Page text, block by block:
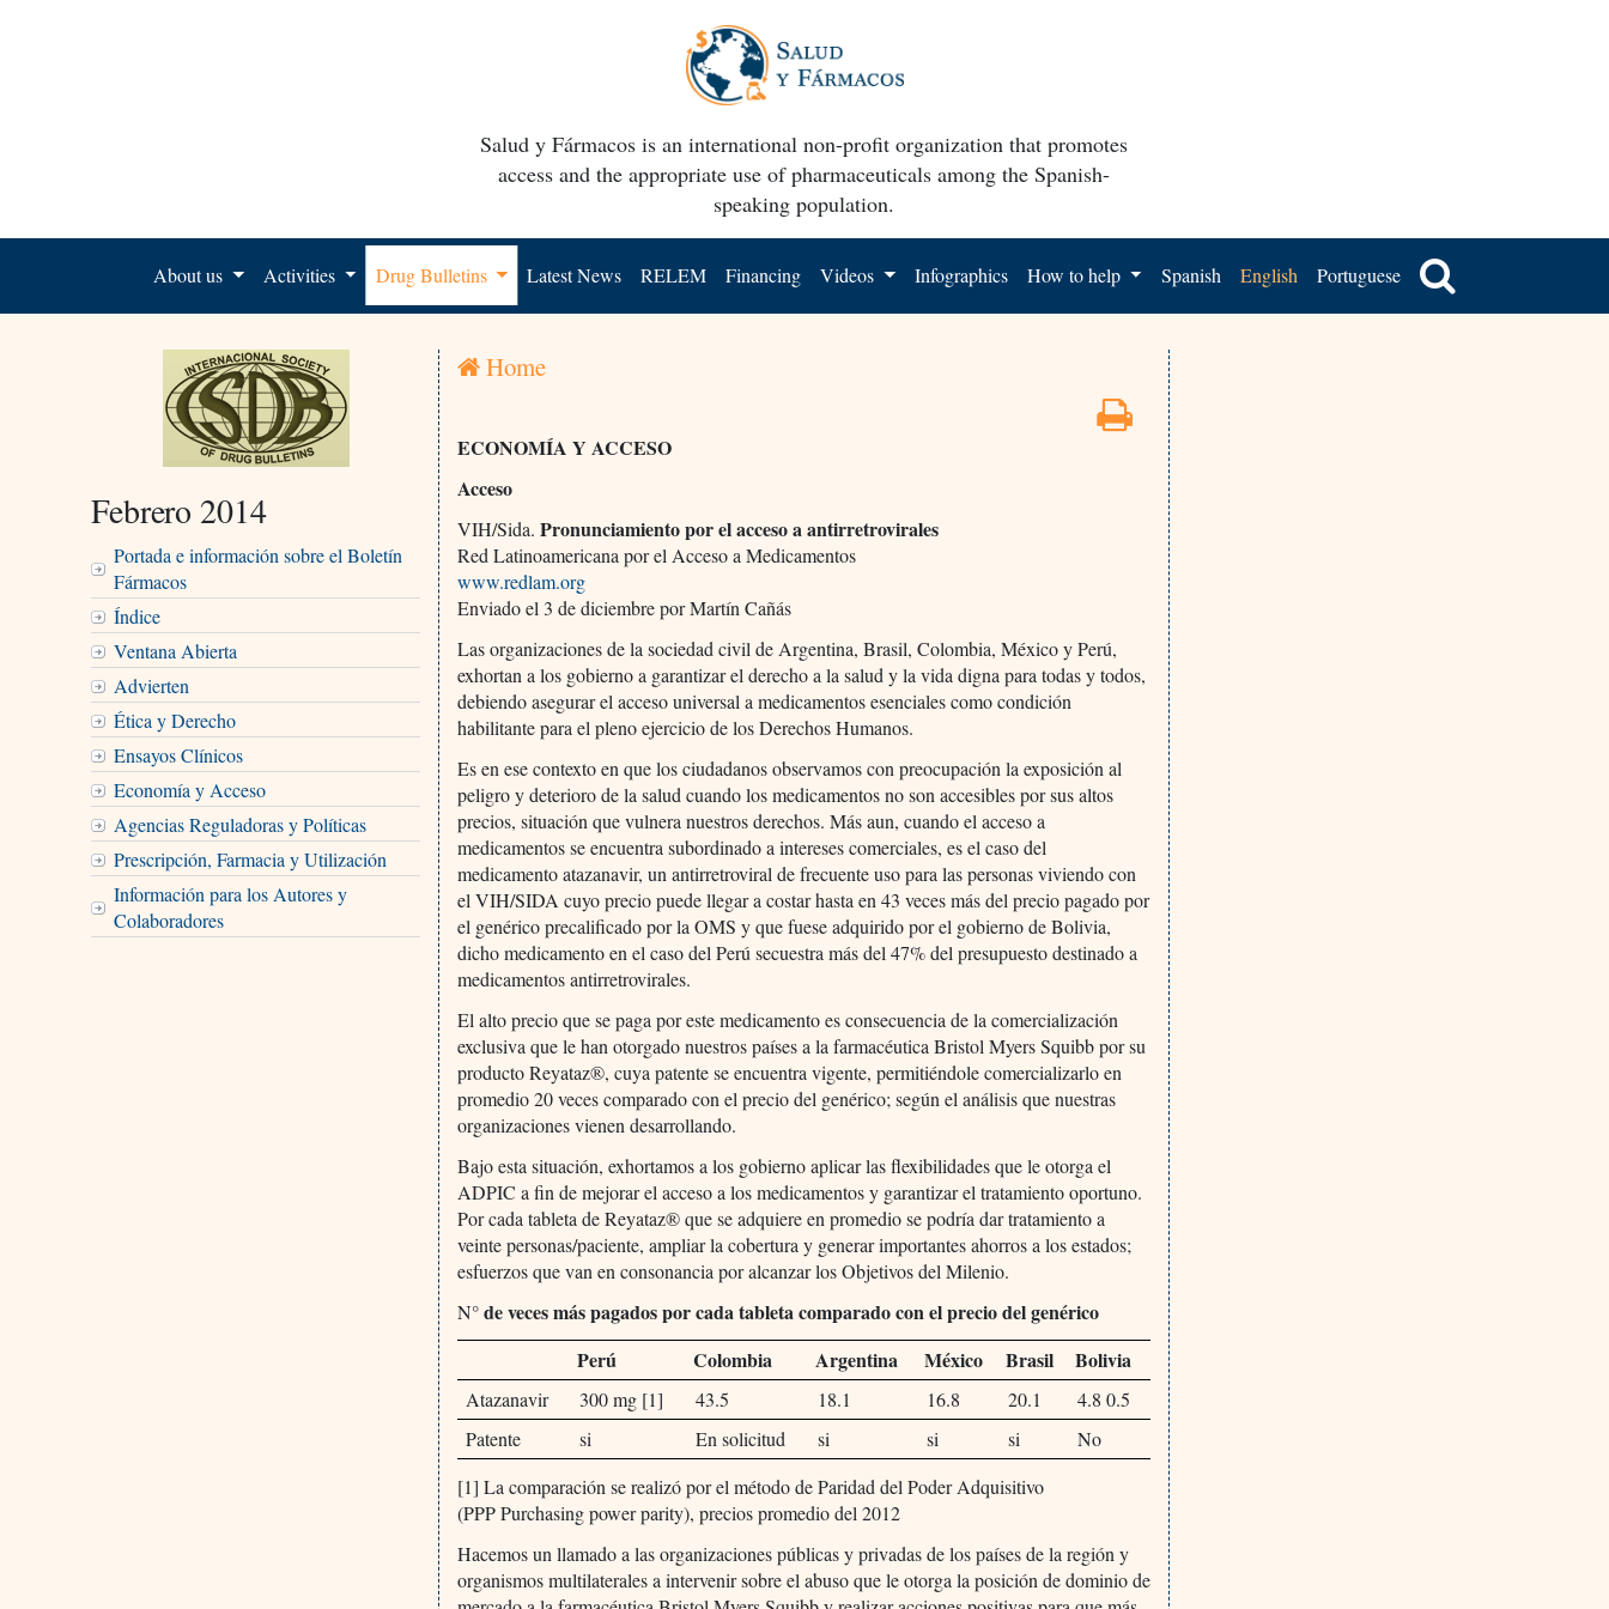
Salud y Fármacos is an international non-profit organization that promotes
access and the appropriate use of pharmaceuticals among the Spanish-
speaking population.
About us Activities Drug Bulletins Latest News RELEM Financing Videos Infographics How to help Spanish English Portuguese
Febrero 2014
Portada e información sobre el Boletín
Fármacos
Índice
Ventana Abierta
Advierten
Ética y Derecho
Ensayos Clínicos
Economía y Acceso
Agencias Reguladoras y Políticas
Prescripción, Farmacia y Utilización
Información para los Autores y
Colaboradores
Home
ECONOMÍA Y ACCESO
Acceso
VIH/Sida.Pronunciamiento por el acceso a antirretrovirales
Red Latinoamericana por el Acceso a Medicamentos
www.redlam.org
Enviado el 3 de diciembre por Martín Cañás
Las organizaciones de la sociedad civil de Argentina, Brasil, Colombia, México y Perú,
exhortan a los gobierno a garantizar el derecho a la salud y la vida digna para todas y todos,
debiendo asegurar el acceso universal a medicamentos esenciales como condición
habilitante para el pleno ejercicio de los Derechos Humanos.
Es en ese contexto en que los ciudadanos observamos con preocupación la exposición al
peligro y deterioro de la salud cuando los medicamentos no son accesibles por sus altos
precios, situación que vulnera nuestros derechos. Más aun, cuando el acceso a
medicamentos se encuentra subordinado a intereses comerciales, es el caso del
medicamento atazanavir, un antirretroviral de frecuente uso para las personas viviendo con
el VIH/SIDA cuyo precio puede llegar a costar hasta en 43 veces más del precio pagado por
el genérico precalificado por la OMS y que fuese adquirido por el gobierno de Bolivia,
dicho medicamento en el caso del Perú secuestra más del 47% del presupuesto destinado a
medicamentos antirretrovirales.
El alto precio que se paga por este medicamento es consecuencia de la comercialización
exclusiva que le han otorgado nuestros países a la farmacéutica Bristol Myers Squibb por su
producto Reyataz®, cuya patente se encuentra vigente, permitiéndole comercializarlo en
promedio 20 veces comparado con el precio del genérico; según el análisis que nuestras
organizaciones vienen desarrollando.
Bajo esta situación, exhortamos a los gobierno aplicar las flexibilidades que le otorga el
ADPIC a fin de mejorar el acceso a los medicamentos y garantizar el tratamiento oportuno.
Por cada tableta de Reyataz® que se adquiere en promedio se podría dar tratamiento a
veinte personas/paciente, ampliar la cobertura y generar importantes ahorros a los estados;
esfuerzos que van en consonancia por alcanzar los Objetivos del Milenio.
N°de veces más pagados por cada tableta comparado con el precio del genérico
Perú
Colombia Argentina México Brasil Bolivia
Atazanavir 300 mg [1] 43.5 18.1 16.8 20.1
4.8 0.5
Patente
si En solicitud si si si
No
[1] La comparación se realizó por el método de Paridad del Poder Adquisitivo
(PPP Purchasing power parity), precios promedio del 2012
Hacemos un llamado a las organizaciones públicas y privadas de los países de la región y
organismos multilaterales a intervenir sobre el abuso que le otorga la posición de dominio de